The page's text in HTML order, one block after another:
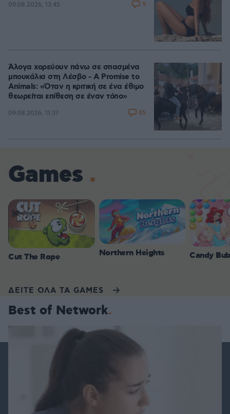
09.08.2026, 13:45 9
Άλογα χορεύουν πάνω σε σπασμένα
μπουκάλια στη Λέσβο - A Promise to
Animals: «Όταν η κριτική σε ένα έθιμο
θεωρείται επίθεση σε έναν τόπο»
09.08.2026, 11:37 65
Games
Cut The Rope Northern Heights Candy
ΔΕΙΤΕ ΟΛΑ ΤΑ GAMES
Best of Network